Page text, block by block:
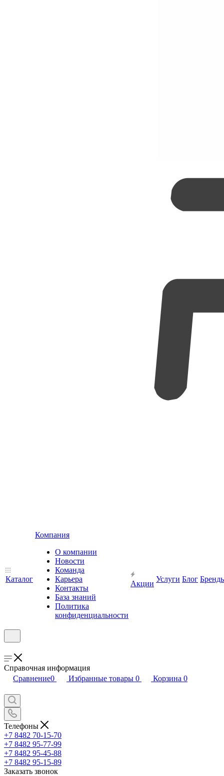
Каталог
Компания
О компании
Новости
Команда
Карьера
Контакты
База знаний
Политика
конфиденциальности
Акции
Услуги Блог
Справочная информация
Сравнение0 Избранные товары 0 Корзина 0
Телефоны
+7 8482 70-15-70
+7 8482 95-77-99
+7 8482 95-45-88
+7 8482 95-15-89
Заказать звонок